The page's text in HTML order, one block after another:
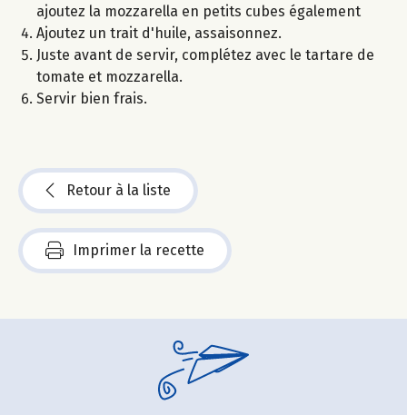
ajoutez la mozzarella en petits cubes également
Ajoutez un trait d'huile, assaisonnez.
Juste avant de servir, complétez avec le tartare de
tomate et mozzarella.
Servir bien frais.
Retour à la liste
Imprimer la recette